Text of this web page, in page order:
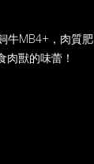
牛MB4+，肉質肥
獸的味蕾！